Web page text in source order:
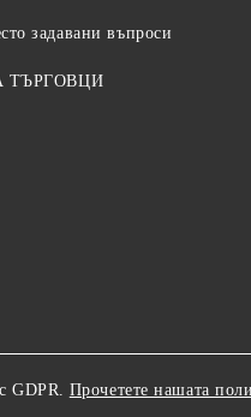
задавани въпроси
ТЪРГОВЦИ
GDPR. Прочетете нашата